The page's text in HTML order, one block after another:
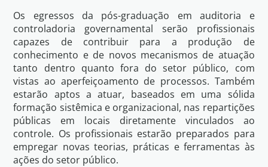
Quero Saber Mais
Os egressos da pós-graduação em auditoria e
controladoria governamental serão profissionais
capazes de contribuir para a produção de
conhecimento e de novos mecanismos de atuação
tanto dentro quanto fora do setor público, com
vistas ao aperfeiçoamento de processos. Também
estarão aptos a atuar, baseados em uma sólida
formação sistêmica e organizacional, nas repartições
públicas em locais diretamente vinculados ao
controle. Os profissionais estarão preparados para
empregar novas teorias, práticas e ferramentas às
ações do setor público.